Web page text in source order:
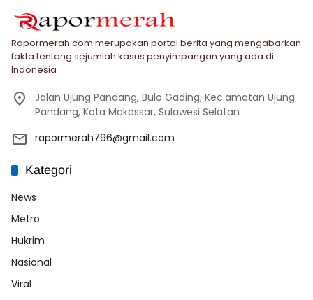
Rapormerah.com merupakan portal berita yang mengabarkan
fakta tentang sejumlah kasus penyimpangan yang ada di
Indonesia
Jalan Ujung Pandang, Bulo Gading, Kec.amatan Ujung
Pandang, Kota Makassar, Sulawesi Selatan
rapormerah796@gmail.com
Kategori
News
Metro
Hukrim
Nasional
Viral